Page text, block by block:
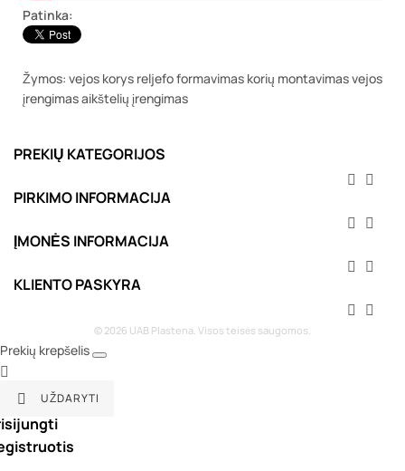
Patinka:
Žymos: vejos korys reljefo formavimas korių montavimasvejos
įrengimasaikštelių įrengimas
PREKIŲ KATEGORIJOS
 
PIRKIMO INFORMACIJA
 
ĮMONĖS INFORMACIJA
 
KLIENTO PASKYRA
 
© 2026 UAB Plastena. Visos teisės saugomos.
Prekių krepšelis


UŽDARYTI